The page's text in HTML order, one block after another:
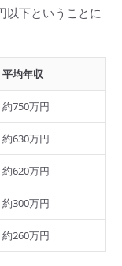
以下ということに
平均年収
約750万円
約630万円
約620万円
約300万円
約260万円